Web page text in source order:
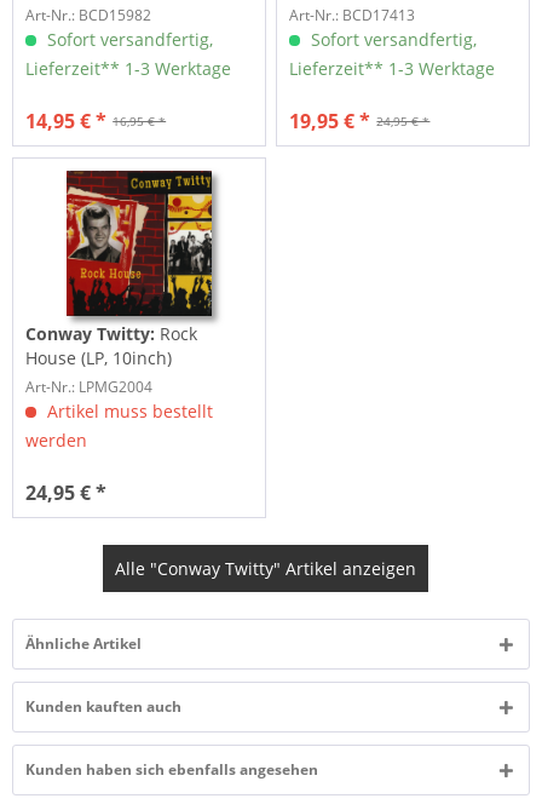
(CD)
Art-Nr.: BCD15982
Sofort versandfertig,
Lieferzeit** 1-3 Werktage
16,95 € *
14,95 € *
Art-Nr.: BCD17413
Sofort versandfertig,
Lieferzeit** 1-3 Werktage
24,95 € *
19,95 € *
Conway Twitty: Rock
House (LP, 10inch)
Art-Nr.: LPMG2004
Artikel muss bestellt
werden
24,95 € *
Alle "Conway Twitty" Artikel anzeigen
Ähnliche Artikel
Kunden kauften auch
Kunden haben sich ebenfalls angesehen